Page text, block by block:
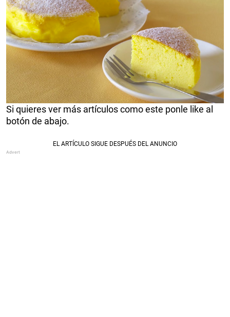
Si quieres ver más artículos como este ponle like al
botón de abajo.